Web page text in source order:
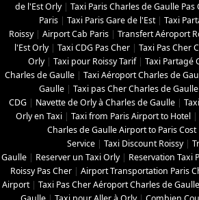
de l'Est Orly| Taxi Paris Charles de Gaulle Pas
Paris | Taxi Paris Gare de l'Est| Taxi
Roissy| Airport Cab Paris | Transfert Aéroport
l'Est Orly| Taxi CDG Pas Cher | Taxi Pas Cher
Orly| Taxi pour Roissy Tarif| Taxi Partagé
Charles de Gaulle | Taxi Aéroport Charles de
Gaulle | Taxi pas Cher Charles de Gaulle
CDG | Navette de Orly à Charles de Gaulle |
Orly en Taxi | Taxi from Paris Airport to Hotel |
Charles de Gaulle Airport to Paris Cost
Service | Taxi Discount Roissy|
Gaulle | Reserver un Taxi Orly| Reservation Taxi
Roissy Pas Cher | Airport Transportation Paris
Airport| Taxi Pas Cher Aéroport Charles de Gaulle